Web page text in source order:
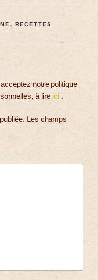
, RECETTES
notre politique
à lire ici .
Les champs